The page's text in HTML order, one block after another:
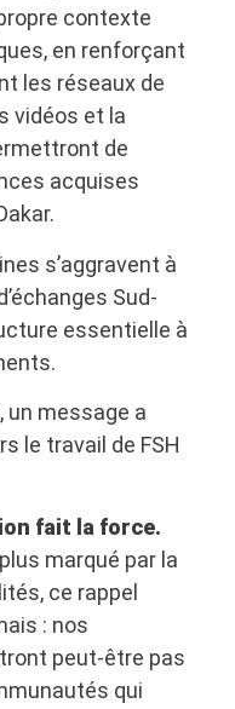
contexte
en renforçant
les réseaux de
vidéos et la
de
acquises
s’aggravent à
Sud-
essentielle à
un message a
le travail de FSH
fait la force.
marqué par la
ce rappel
: nos
peut-être pas
qui